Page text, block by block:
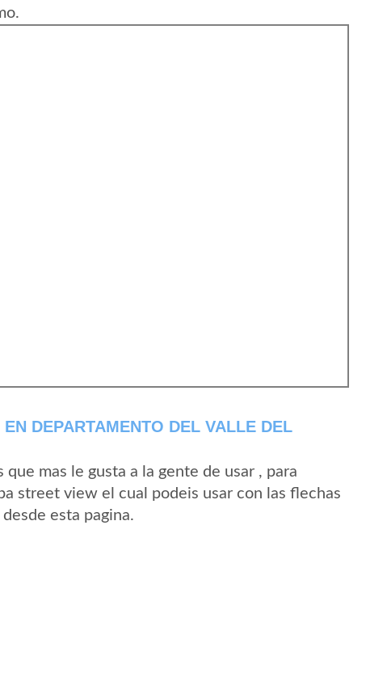
DEPARTAMENTO DEL VALLE DEL
mas le gusta a la gente de usar , para
street view el cual podeis usar con las flechas
esta pagina.